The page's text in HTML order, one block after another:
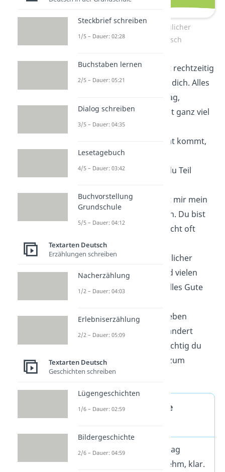
Herzlicher nachträglicher
Geburtstagswunsch
Auch wenn ich nicht rechtzeitig
war — ich
an dich. Alles
Gute zum Geburtstag,
nachträglich und mit ganz viel
Liebe.
Ein Gruß, der zu spät kommt,
aber mit ehrlicher
Dankbarkeit
, dass du Teil
Ich hoffe, du kannst mir mein
verzeihen. Du bist
jemand, den man nicht oft
genug feiern kann.
Spät — aber mit ehrlicher
Entschuldigung
und vielen
lieben Wünschen: Alles Gute
Manchmal ist das Leben
hektisch
, aber das ändert
nichts daran, wie wichtig du
mir bist. Alles Gute zum
Geburtstag!
Tipps für verpasste
Du hast den Geburtstag
verpasst — unangenehm, klar.
Steckbrief schreiben
1/5 – Dauer: 02:28
Buchstaben lernen
2/5 – Dauer: 05:21
Dialog schreiben
3/5 – Dauer: 04:35
Lesetagebuch
4/5 – Dauer: 03:42
Buchvorstellung
Grundschule
5/5 – Dauer: 04:12
Textarten Deutsch
Erzählungen schreiben
Nacherzählung
1/2 – Dauer: 04:03
Erlebniserzählung
2/2 – Dauer: 05:09
Textarten Deutsch
Geschichten schreiben
Lügengeschichten
1/6 – Dauer: 02:59
Bildergeschichte
2/6 – Dauer: 04:59